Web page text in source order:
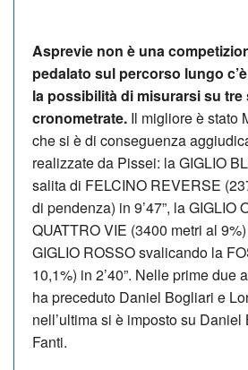
Asprevie non è una
pedalato sul percorso lungo
la possibilità di misurarsi su tre
cronometrate. Il migliore è stato
che si è di conseguenza
realizzate da Pissei: la GIGLIO
salita di FELCINO REVERSE
di pendenza) in 9’47”, la GIGLIO
QUATTRO VIE (3400 metri al 9%)
GIGLIO ROSSO svalicando la
10,1%) in 2’40”. Nelle prime due
ha preceduto Daniel Bogliari e
nell’ultima si è imposto su
Fanti.